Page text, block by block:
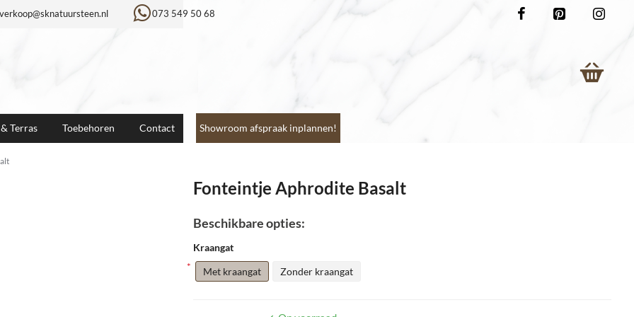
verkoop@sknatuursteen.nl 073 549 50 68
Terras Toebehoren Contact Showroom afspraak inplannen!
Fonteintje Aphrodite Basalt
Beschikbare opties:
Kraangat
Met kraangat
Zonder kraangat